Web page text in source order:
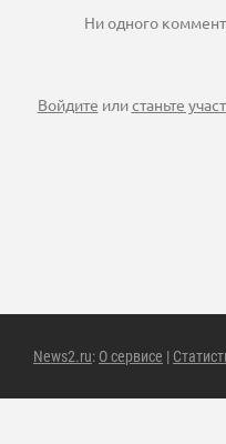
Ни одного
Войдите илистаньте
News2.ru: О сервисе |